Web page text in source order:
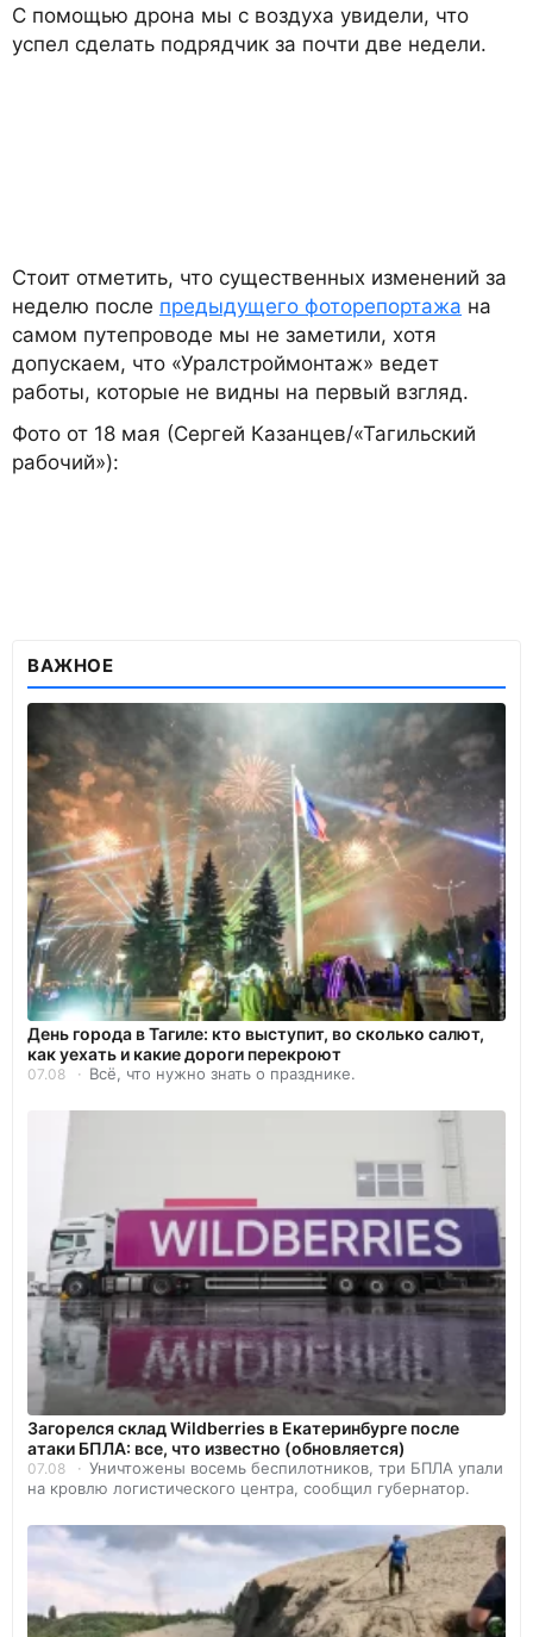
С помощью дрона мы с воздуха увидели, что
успел сделать подрядчик за почти две недели.
Стоит отметить, что существенных изменений за
неделю после предыдущего фоторепортажа на
самом путепроводе мы не заметили, хотя
допускаем, что «Уралстроймонтаж» ведет
работы, которые не видны на первый взгляд.
Фото от 18 мая (Сергей Казанцев/«Тагильский
рабочий»):
ВАЖНОЕ
День города в Тагиле: кто выступит, во сколько салют,
как уехать и какие дороги перекроют
07.08 Всё, что нужно знать о празднике.
Загорелся склад Wildberries в Екатеринбурге после
атаки БПЛА: все, что известно (обновляется)
07.08
Уничтожены восемь беспилотников, три БПЛА упали
на кровлю логистического центра, сообщил губернатор.